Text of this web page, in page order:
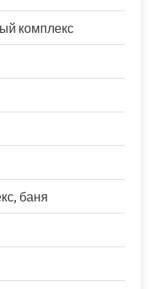
комплекс
баня